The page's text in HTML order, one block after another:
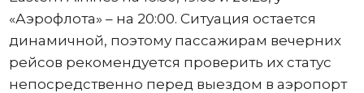
«Аэрофлота» – на 20:00. Ситуация остается
динамичной, поэтому пассажирам вечерних
рейсов рекомендуется проверить их статус
непосредственно перед выездом в аэропорт